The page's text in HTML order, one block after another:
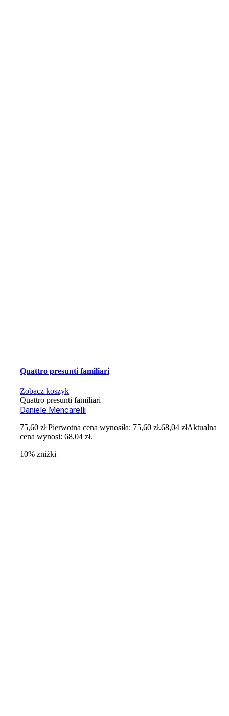
Quattro presunti familiari
Zobacz koszyk
Quattro presunti familiari
Daniele Mencarelli
75,60zł Pierwotna cena wynosiła: 75,60 zł.68,04złAktualna
cena wynosi: 68,04 zł.
10% zniżki